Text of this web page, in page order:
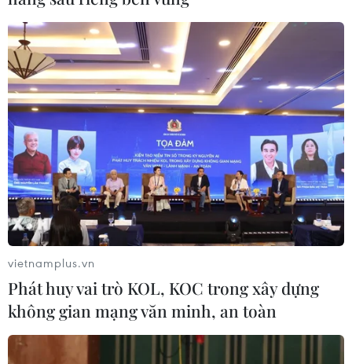
HLV Mai Đức Chung chia sẻ niềm vui với các CĐV sau khi đội
Việt Nam giành chiến thắng. (Ảnh: Minh Quyết/TTXVN)
vietnamplus.vn
Phát huy vai trò KOL, KOC trong xây dựng
không gian mạng văn minh, an toàn